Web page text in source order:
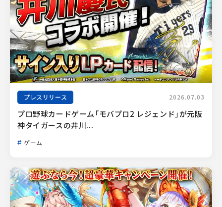
プレスリリース 2026.07.03
プロ野球カードゲーム「モバプロ2 レジェンド」が元阪
神タイガースの井川...
ゲーム